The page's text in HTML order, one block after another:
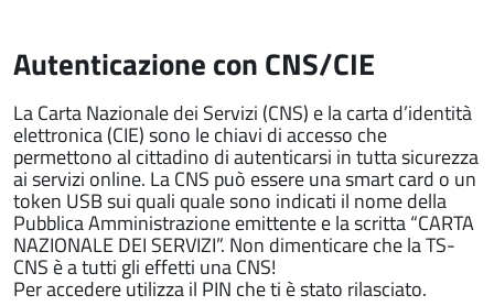
Autenticazione con CNS/CIE
La Carta Nazionale dei Servizi (CNS) e la carta d’identità
elettronica (CIE) sono le chiavi di accesso che
permettono al cittadino di autenticarsi in tutta sicurezza
ai servizi online. La CNS può essere una smart card o un
token USB sui quali quale sono indicati il nome della
Pubblica Amministrazione emittente e la scritta “CARTA
NAZIONALE DEI SERVIZI”. Non dimenticare che la TS-
CNS è a tutti gli effetti una CNS!
Per accedere utilizza il PIN che ti è stato rilasciato.